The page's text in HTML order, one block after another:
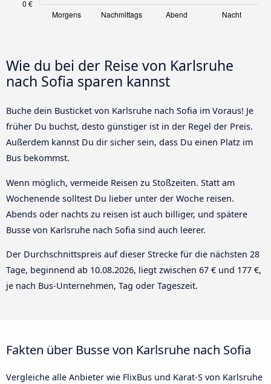
Wie du bei der Reise von Karlsruhe
nach Sofia sparen kannst
Buche dein Busticket von Karlsruhe nach Sofia im Voraus! Je
früher Du buchst, desto günstiger ist in der Regel der Preis.
Außerdem kannst Du dir sicher sein, dass Du einen Platz im
Bus bekommst.
Wenn möglich, vermeide Reisen zu Stoßzeiten. Statt am
Wochenende solltest Du lieber unter der Woche reisen.
Abends oder nachts zu reisen ist auch billiger, und spätere
Busse von Karlsruhe nach Sofia sind auch leerer.
Der Durchschnittspreis auf dieser Strecke für die nächsten 28
Tage, beginnend ab 10.08.2026, liegt zwischen 67 € und 177 €,
je nach Bus-Unternehmen, Tag oder Tageszeit.
Fakten über Busse von Karlsruhe nach Sofia
Vergleiche alle Anbieter wie FlixBus und Karat-S von Karlsruhe